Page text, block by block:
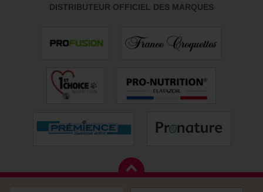
DISTRIBUTEUR OFFICIEL DES MARQUES